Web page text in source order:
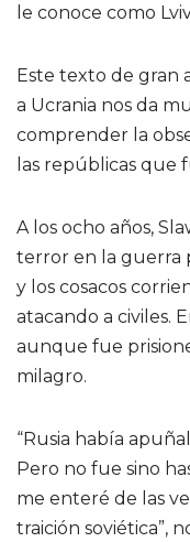
le conoce como
Este texto de gran
a Ucrania nos da
comprender la
las repúblicas que
A los ocho años,
terror en la guerra
y los cosacos
atacando a civiles.
aunque fue
milagro.
“Rusia había
Pero no fue sino
me enteré de las
traición soviética”,